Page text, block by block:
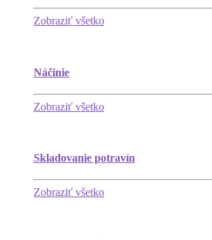
Zobraziť všetko
Náčinie
Zobraziť všetko
Skladovanie potravín
Zobraziť všetko